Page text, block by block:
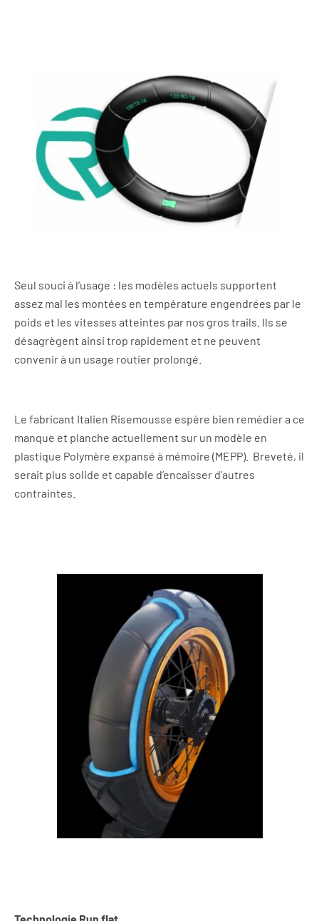
Seul souci à l’usage : les modèles actuels supportent
assez mal les montées en température engendrées par le
poids et les vitesses atteintes par nos gros trails. Ils se
désagrègent ainsi trop rapidement et ne peuvent
convenir à un usage routier prolongé.
Le fabricant Italien Risemousse espère bien remédier a ce
manque et planche actuellement sur un modèle en
plastique Polymère expansé à mémoire (MEPP). Breveté, il
serait plus solide et capable d’encaisser d’autres
contraintes.